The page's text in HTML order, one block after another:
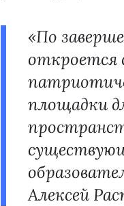
«По
откроется
площадки
Алексей